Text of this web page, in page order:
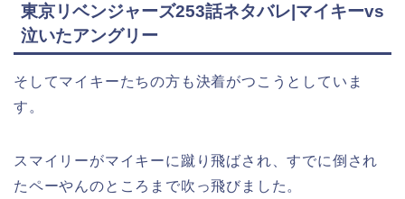
東京リベンジャーズ253話ネタバレ|マイキーvs
泣いたアングリー
そしてマイキーたちの方も決着がつこうとしていま
す。
スマイリーがマイキーに蹴り飛ばされ、すでに倒され
たペーやんのところまで吹っ飛びました。